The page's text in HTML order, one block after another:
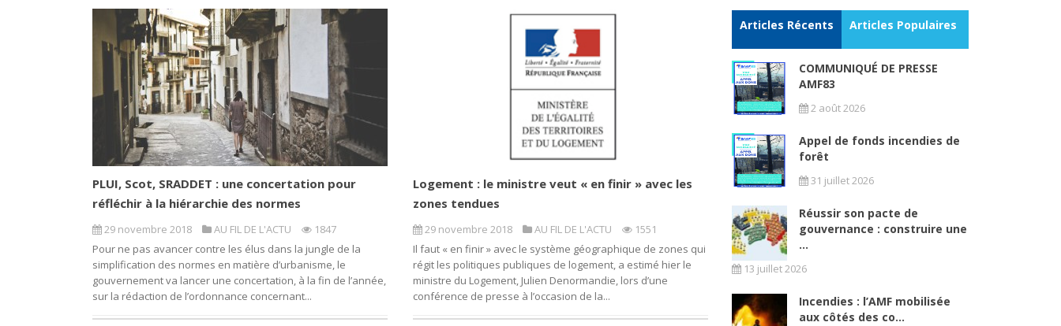
PLUI, Scot, SRADDET : une concertation pour
réfléchir à la hiérarchie des normes
29 novembre 2018 AU FIL DE L'ACTU
1847
Pour ne pas avancer contre les élus dans la jungle de la
simplification des normes en matière d’urbanisme, le
gouvernement va lancer une concertation, à la fin de l’année,
sur la rédaction de l’ordonnance concernant...
Logement : le ministre veut « en finir » avec les
zones tendues
29 novembre 2018 AU FIL DE L'ACTU
1551
Il faut « en finir » avec le système géographique de zones qui
régit les politiques publiques de logement, a estimé hier le
ministre du Logement, Julien Denormandie, lors d’une
conférence de presse à l’occasion de la...
Articles Récents Articles Populaires
COMMUNIQUÉ DE PRESSE
AMF83
2 août 2026
Appel de fonds incendies de
forêt
31 juillet 2026
Réussir son pacte de
gouvernance : construire une
...
13 juillet 2026
Incendies : l’AMF mobilisée
aux côtés des co...